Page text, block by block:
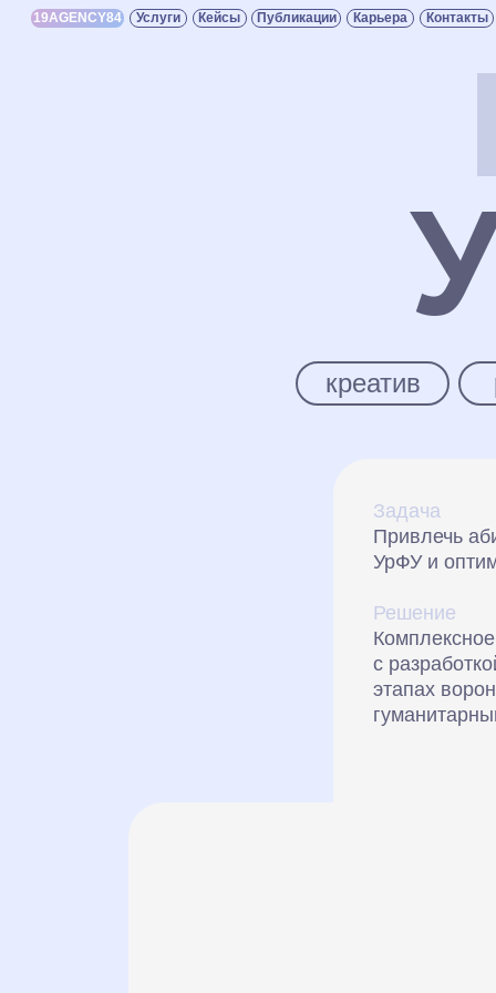
Услуги Кейсы Публикации Карьера Контакты ТГ ВК
19AGENCY84
креатив
Задача
Привлечь
УрФУ и
Решение
с
этапах